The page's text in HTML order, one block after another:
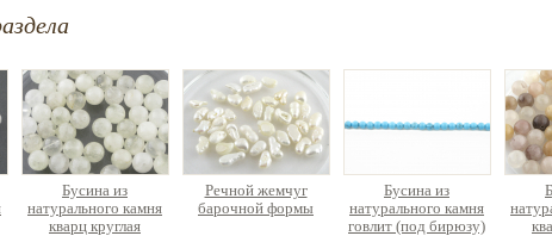
Зажим для сборки
нержавеющая сталь
Цена по запросу
Бусина из
натурального камня
кварц круглая
Речной жемчуг
барочной формы
Бусина из
натурального камня
говлит (под бирюзу)